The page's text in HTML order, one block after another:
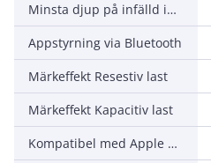
Minsta djup på infälld installationsdosa
Appstyrning via Bluetooth
Märkeffekt Resestiv last
Märkeffekt Kapacitiv last
Kompatibel med Apple HomeKit